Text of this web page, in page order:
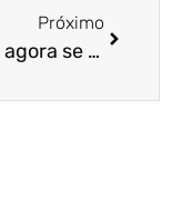
Próximo